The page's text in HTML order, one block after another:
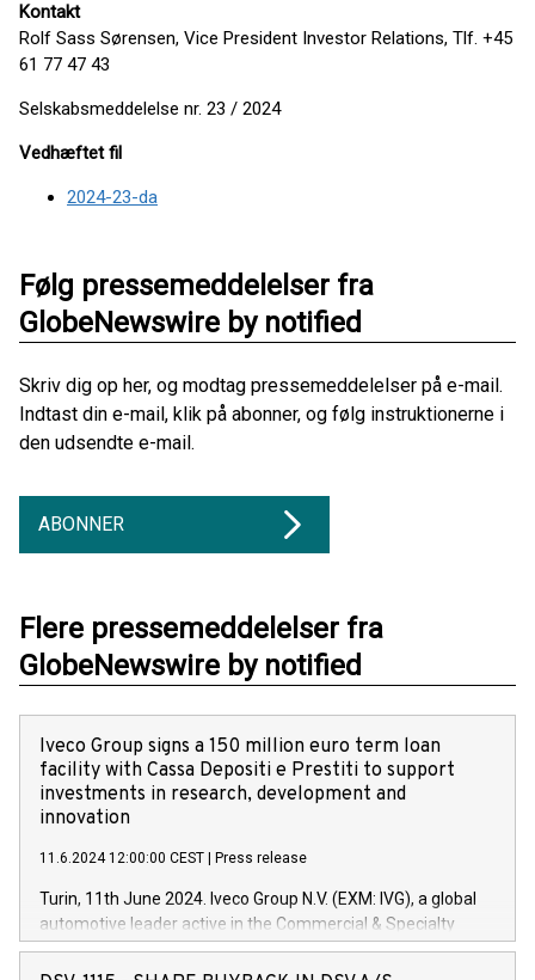
Kontakt
Rolf Sass Sørensen, Vice President Investor Relations, Tlf. +45
61 77 47 43
Selskabsmeddelelse nr. 23 / 2024
Vedhæftet fil
2024-23-da
Følg pressemeddelelser fra
GlobeNewswire by notified
Skriv dig op her, og modtag pressemeddelelser på e-mail.
Indtast din e-mail, klik på abonner, og følg instruktionerne i
den udsendte e-mail.
ABONNER
Flere pressemeddelelser fra
GlobeNewswire by notified
Iveco Group signs a 150 million euro term loan
facility with Cassa Depositi e Prestiti to support
investments in research, development and
innovation
11.6.2024 12:00:00 CEST Press release
Turin, 11th June 2024. Iveco Group N.V. (EXM: IVG), a global
automotive leader active in the Commercial & Specialty
Vehicles, Powertrain and related Financial Services arenas,
has successfully signed a term loan facility of 150 million